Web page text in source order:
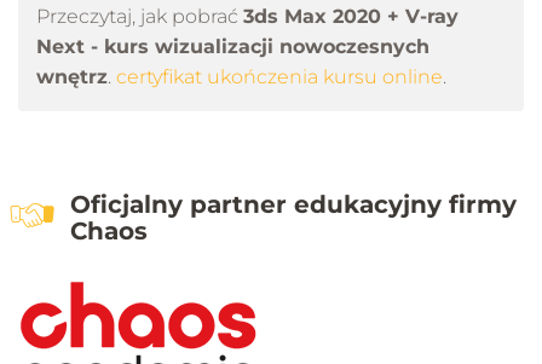
Przeczytaj, jak pobrać 3ds Max 2020 + V-ray
Next - kurs wizualizacji nowoczesnych
wnętrz. certyfikat ukończenia kursu online.
Oficjalny partner edukacyjny firmy
Chaos